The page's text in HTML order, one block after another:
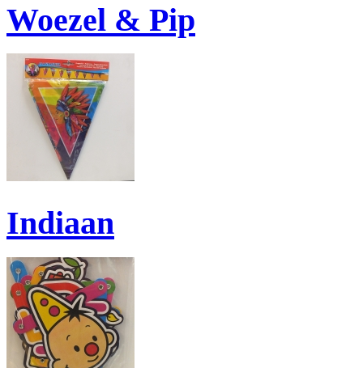
Woezel & Pip
Indiaan